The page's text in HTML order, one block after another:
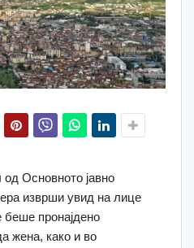
Основното јавно
изврши увид на лице
беше пронајдено
жена, како и во